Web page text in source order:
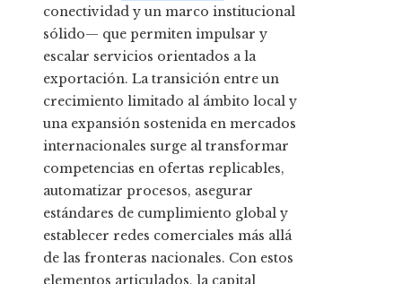
conectividad y un marco institucional
sólido— que permiten impulsar y
escalar servicios orientados a la
exportación. La transición entre un
crecimiento limitado al ámbito local y
una expansión sostenida en mercados
internacionales surge al transformar
competencias en ofertas replicables,
automatizar procesos, asegurar
estándares de cumplimiento global y
establecer redes comerciales más allá
de las fronteras nacionales. Con estos
elementos articulados, la capital